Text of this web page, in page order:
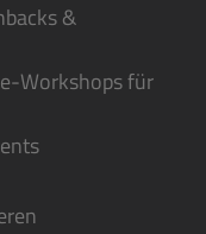
&
Workshops für